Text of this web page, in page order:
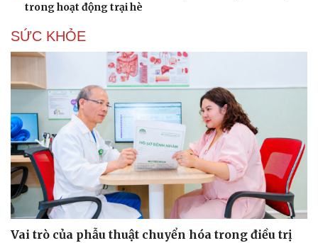
Tư vấn
Săn Tour
check-in
Podcast
Câu chuyện thời sự
Đọc truyện đêm khuya
Cửa sổ tình yêu
Kể chuyện cho bé
Hạt giống tâm hồn
trong hoạt động trại hè
SỨC KHỎE
Vai trò của phẫu thuật chuyển hóa trong điều trị